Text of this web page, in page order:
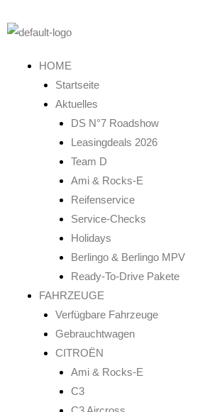
Inhalt
HOME
Startseite
Aktuelles
DS N°7 Roadshow
Leasingdeals 2026
Team D
Ami & Rocks-E
Reifenservice
Service-Checks
Holidays
Berlingo & Berlingo MPV
Ready-To-Drive Pakete
FAHRZEUGE
Verfügbare Fahrzeuge
Gebrauchtwagen
CITROËN
Ami & Rocks-E
C3